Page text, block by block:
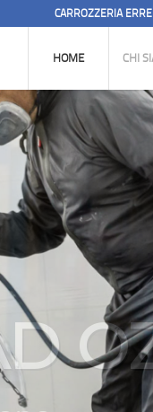
CARROZZERIA
HOME CHI